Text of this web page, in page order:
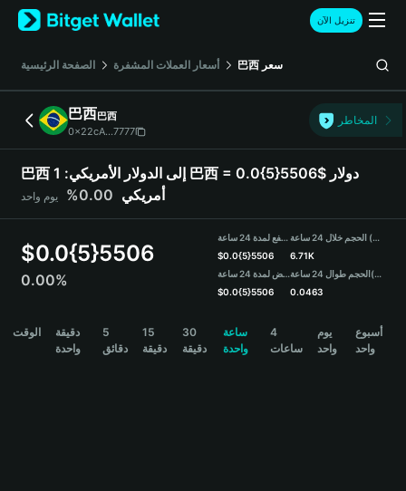
English
日本語
Русский
Español (Latinoamérica)
Türkçe
Français
Deutsch
简体中文
Português (Portugal)
Bahasa Indonesia
বাংলা
تنزيل الآن
الصفحة الرئيسية أسعار العملات المشفرة 巴西 سعر
巴西巴西
0x22cA...7777
المخاطر
巴西 إلى الدولار الأمريكي: 1 巴西 = 0.0{5}5506$ دولار
أمريكي 0.00% يوم واحد
$0.0{5}5506
0.00%
مرتفع لمدة 24 ساعة
$0.0{5}5506
منخفض لمدة 24 ساعة
$0.0{5}5506
الحجم خلال 24 ساعة (巴西)
6.71K
الحجم طوال 24 ساعة(USDT)
0.0463
الوقت
دقيقة
واحدة
5
دقائق
15
دقيقة
30
دقيقة
ساعة
واحدة
4
ساعات
يوم
واحد
أسبوع
واحد